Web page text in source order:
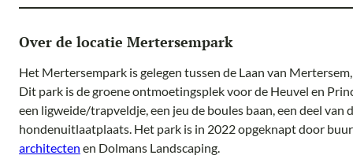
Over de locatie Mertersempark
Het Mertersempark is gelegen tussen de Laan van
Dit park is de groene ontmoetingsplek voor de Heuvel en
een ligweide/trapveldje, een jeu de boules baan, een deel
hondenuitlaatplaats. Het park is in 2022 opgeknapt door
architecten en Dolmans Landscaping.